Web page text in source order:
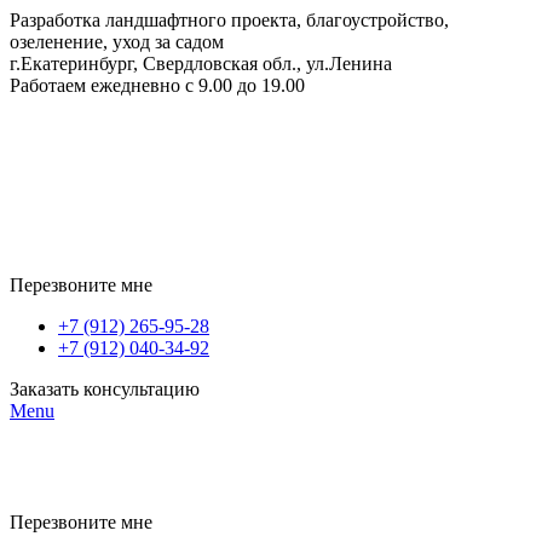
Разработка ландшафтного проекта, благоустройство,
озеленение, уход за садом
г.Екатеринбург, Свердловская обл., ул.Ленина
Работаем ежедневно с 9.00 до 19.00
Перезвоните мне
+7 (912) 265-95-28
+7 (912) 040-34-92
Заказать консультацию
Menu
Перезвоните мне